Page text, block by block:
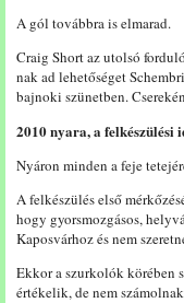
A gól továbbra is elmarad.
Craig Short az utolsó
nak ad lehetőséget
bajnoki szünetben.
2010 nyara, a felkészülési
Nyáron minden a feje
A felkészülés első
hogy gyorsmozgásos,
Kaposvárhoz és nem
Ekkor a szurkolók körében
értékelik, de nem